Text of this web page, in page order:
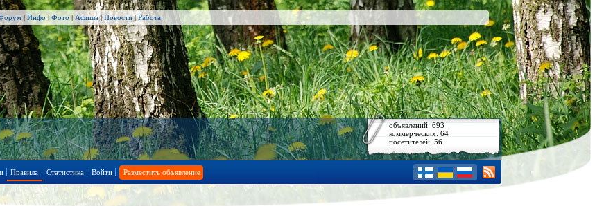
| Инфо | Фото | Афиша|Новости|Работа
объявлений: 693
коммерческих: 64
посетителей: 56
Правила Статистика Войти Разместить объявление